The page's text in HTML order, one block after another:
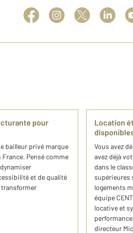
pour
bailleur privé marque
Pensé comme
et de qualité
transformer
Location
Vous avez
avez déjà
dans le
supérieures
logements
équipe
locative et
directeur